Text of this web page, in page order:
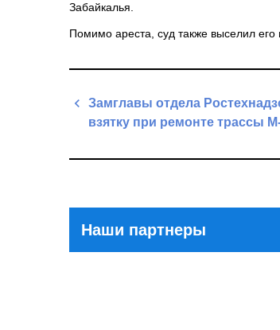
Забайкалья.
Помимо ареста, суд также выселил его
Навигация
по
Замглавы отдела
взятку при ремонте трассы
Наши партнеры